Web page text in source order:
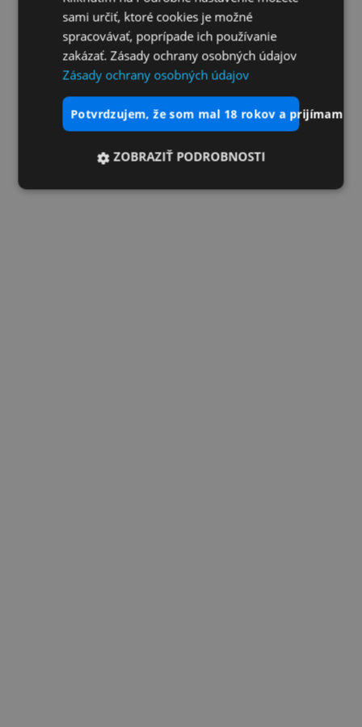
sami určiť, ktoré cookies je možné
spracovávať, poprípade ich používanie
zakázať. Zásady ochrany osobných údajov
Zásady ochrany osobných údajov
potvrdzujem, že som mal 18 rokov a prijímam
ZOBRAZIŤ PODROBNOSTI